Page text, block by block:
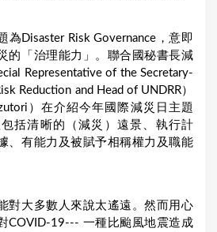
為Disaster Risk Governance，意即
的「治理能力」。聯合國秘書長減
Representative of the Secretary-
Reduction and Head of UNDRR）
）在介紹今年國際減災日主題
括清晰的（減災）遠景、執行計
、有能力及被賦予相稱權力及職能
對大多數人來說太遙遠。然而用心
COVID-19--- 一種比颱風地震造成